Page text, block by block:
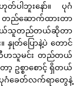
ပါဘူးနော်။ ပုဂံ
ည်ဆောက်ထားတာ
ဘယ်သူတည်တယ်ဆိုတာ
တ်ပြောနဲ့ပဲ တောင်
ဟသူမင်း တည်တယ်
ဥစ္စာစောင့် ရှိတယ်
ခေတ်လက်ရာတွေနဲ့